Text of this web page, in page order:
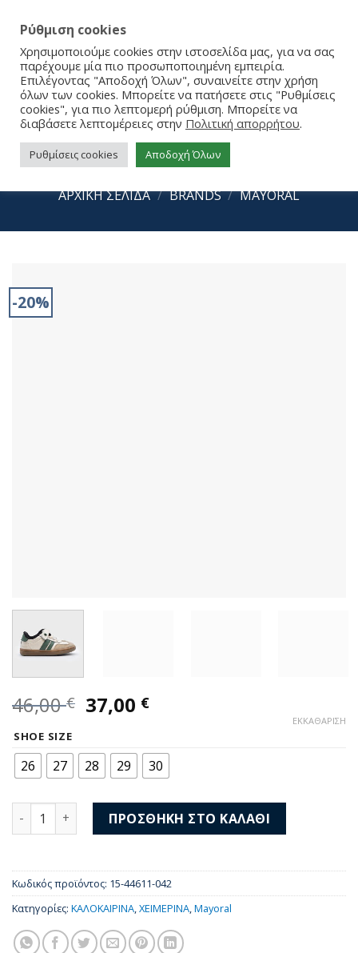
Mayoral Sneakers 15-44611-042
ΑΡΧΙΚΉ ΣΕΛΊΔΑ / BRANDS / MAYORAL
-20%
46,00€ Original
price
46,00 €.
37,00 €Η
είναι:
37,00 €.
SHOE SIZE
26 27 28 29 30
ΕΚΚΑΘΆΡΙΣΗ
Mayoral Sneakers 15-44611-042 ποσότητα
ΠΡΟΣΘΉΚΗ ΣΤΟ ΚΑΛΆΘΙ
Κωδικός προϊόντος: 15-44611-042
Κατηγορίες: ΚΑΛΟΚΑΙΡΙΝΑ ΧΕΙΜΕΡΙΝΑ Mayoral
Ρύθμιση cookies
Χρησιμοποιούμε cookies στην ιστοσελίδα μας, για να σας
παρέχουμε μία πιο προσωποποιημένη εμπειρία.
Επιλέγοντας "Αποδοχή Όλων", συναινείτε στην χρήση
όλων των cookies. Μπορείτε να πατήσετε στις "Ρυθμίσεις
cookies", για πιο λεπτομερή ρύθμιση. Μπορείτε να
διαβάσετε λεπτομέρειες στην Πολιτική απορρήτου.
Ρυθμίσεις cookies Αποδοχή Όλων